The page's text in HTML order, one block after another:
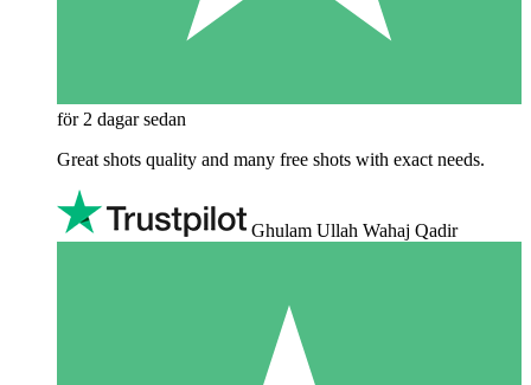
för 2 dagar sedan
Great shots quality and many free shots with exact needs.
Ghulam Ullah Wahaj Qadir